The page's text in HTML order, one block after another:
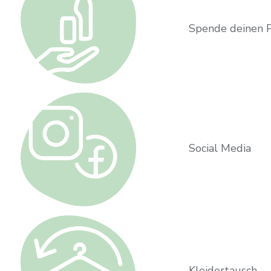
Spende deinen
Social Media